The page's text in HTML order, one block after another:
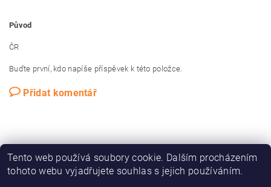
Původ
ČR
Buďte první, kdo napíše příspěvek k této položce.
Přidat komentář
Tento web používá soubory cookie. Dalším procházením
tohoto webu vyjadřujete souhlas s jejich používáním.